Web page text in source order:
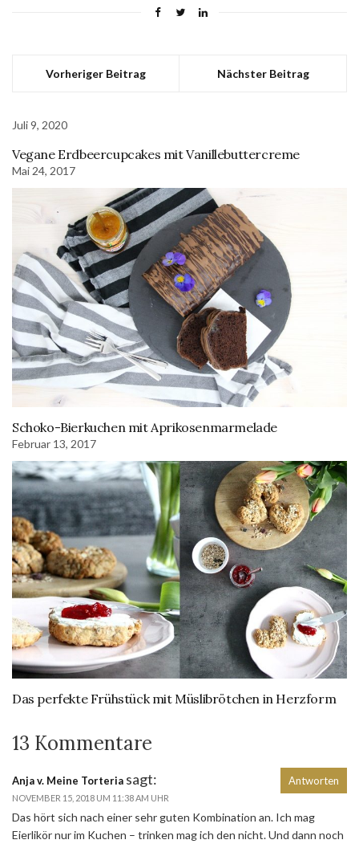
Vorheriger Beitrag Nächster Beitrag
Juli 9, 2020
Vegane Erdbeercupcakes mit Vanillebuttercreme
Mai 24, 2017
Schoko-Bierkuchen mit Aprikosenmarmelade
Februar 13, 2017
Das perfekte Frühstück mit Müslibrötchen in Herzform
13 Kommentare
Anja v. Meine Torteria sagt:
NOVEMBER 15, 2018 UM 11:38 AM UHR
Das hört sich nach einer sehr guten Kombination an. Ich mag
Eierlikör nur im Kuchen – trinken mag ich den nicht. Und dann noch
Antworten